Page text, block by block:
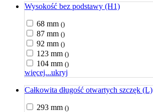
Wysokość bez podstawy (H1)
68 mm ()
87 mm ()
92 mm ()
123 mm ()
104 mm ()
więcej...ukryj
Całkowita długość otwartych szczęk (L)
293 mm ()